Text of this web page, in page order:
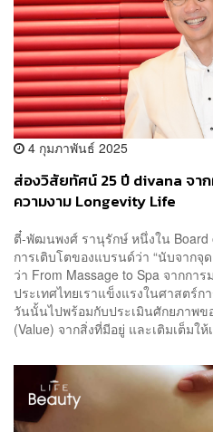
4 กุมภาพันธ์ 2025
ส่องวิสัยทัศน์ 25 ปี divana จา
ความงาม Longevity Life
ตี๋-พัฒนพงศ์ รานุรักษ์ หนึ่งใน Board
การเติบโตของแบรนด์ว่า “นับจากจุ
ว่า From Massage to Spa จากกา
ประเทศไทยเราแข็งแรงในศาสตร์
วันนั้นไปพร้อมกับประเมินศักยภาพข
(Value) จากสิ่งที่มีอยู่ และเติมเต็มให้